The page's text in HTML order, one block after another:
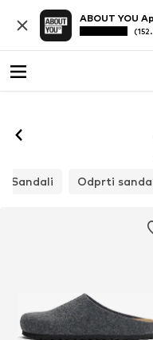
ABOUT YOU
Sandali
Odprti